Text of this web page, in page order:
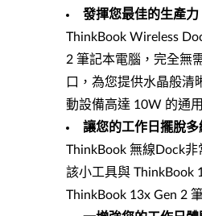
發揮您最佳的生產力
ThinkBook Wireless
2 筆記本電腦，完全無
口，為您提供水晶般清
動設備高達 10W 的通
讓您的工作日擺脫多
ThinkBook 無線Dock
該小工具與 ThinkBook
ThinkBook 13x Gen 2